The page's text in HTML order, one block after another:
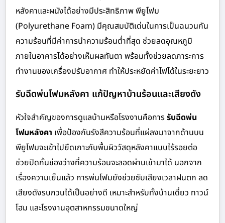
หลังคาและผนังได้อย่างมีประสิทธิภาพ พียูโฟม
(Polyurethane Foam) มีคุณสมบัติเด่นในการเป็นฉนวนกัน
ความร้อนที่มีค่าการนำความร้อนต่ำที่สุด ช่วยลดอุณหภูมิ
ภายในอาคารได้อย่างเห็นผลทันตา พร้อมทั้งช่วยลดภาระการ
ทำงานของเครื่องปรับอากาศ ทำให้ประหยัดค่าไฟได้ในระยะยาว
รับฉีดพ่นโฟมหลังคา แก้ปัญหาบ้านร้อนและเสียงดัง
หัวใจสำคัญของการดูแลบ้านหรือโรงงานคือการรับฉีดพ่น
โฟมหลังคา เพื่อป้องกันรังสีความร้อนที่แผ่ลงมาจากด้านบน
พียูโฟมจะเข้าไปยึดเกาะกับพื้นผิววัสดุหลังคาแบบไร้รอยต่อ
ช่วยปิดกั้นช่องว่างที่ความร้อนจะลอดผ่านเข้ามาได้ นอกจาก
เรื่องความเย็นแล้ว การพ่นโฟมยังช่วยซับเสียงเวลาฝนตก ลด
เสียงดังรบกวนได้เป็นอย่างดี เหมาะสำหรับทั้งบ้านเดี่ยว ทาวน์
โฮม และโรงงานอุตสาหกรรมขนาดใหญ่